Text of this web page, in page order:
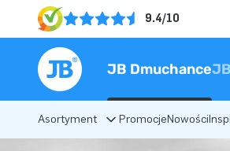
9.4/10
JB Dmuchance
Asortyment PromocjeNowości